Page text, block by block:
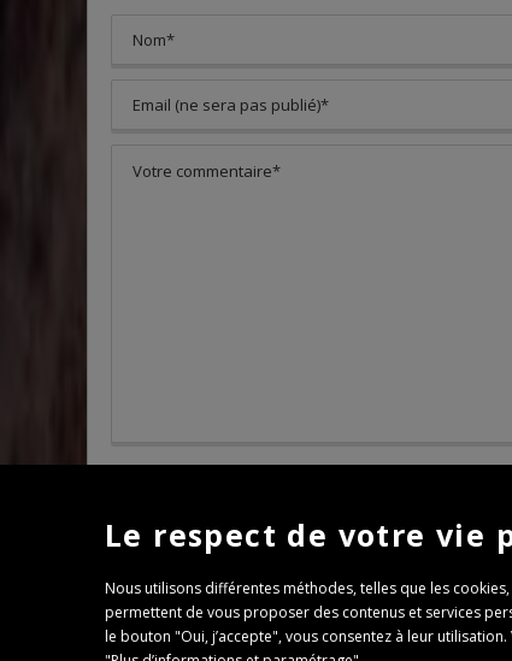
Le respect de votre
Nous utilisons différentes méthodes, telles que les
permettent de vous proposer des contenus et services
le bouton "Oui, j’accepte", vous consentez à leur